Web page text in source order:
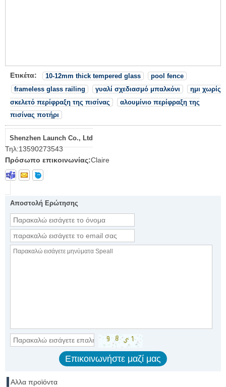
Ετικέτα: 10-12mm thick tempered glass
pool fence
frameless glass railing
γυαλί σχεδιασμό μπαλκόνι
ημι χωρίς
σκελετό περίφραξη της πισίνας
αλουμίνιο περίφραξη της
πισίνας ποτήρι
Shenzhen Launch Co., Ltd
Τηλ:13590273543
Πρόσωπο επικοινωνίας:Claire
Αποστολή Ερώτησης
Αλλα προϊόντα